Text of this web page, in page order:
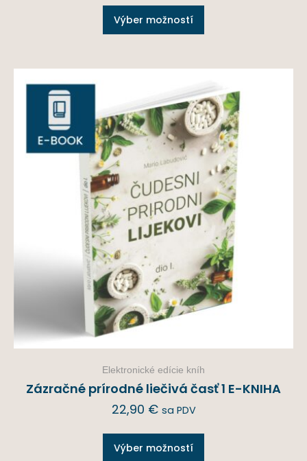
Výber možností
Elektronické edície kníh
Zázračné prírodné liečivá časť 1 E-KNIHA
22,90 € sa PDV
Výber možností